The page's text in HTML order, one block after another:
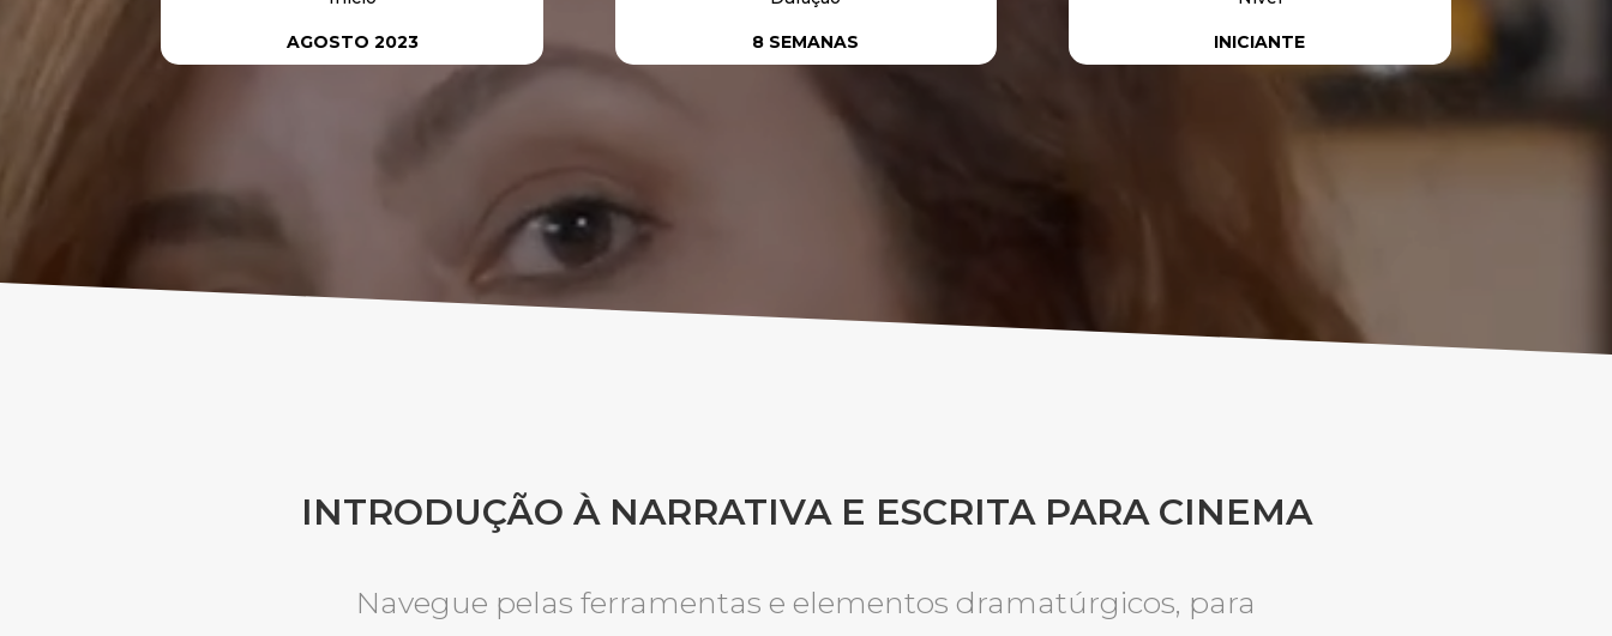
AGOSTO 2023 8 SEMANAS INICIANTE
INTRODUÇÃO À NARRATIVA E ESCRITA PARA CINEMA
Navegue pelas ferramentas e elementos dramatúrgicos, para